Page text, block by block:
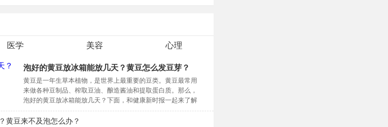
医学 美容 心理
泡好的黄豆放冰箱能放几天？黄豆怎么发豆芽？
黄豆是一年生草本植物，是世界上最重要的豆类。黄豆最常用
来做各种豆制品、榨取豆油、酿造酱油和提取蛋白质。那么，
泡好的黄豆放冰箱能放几天？下面，和健康新时报一起来了解
一下吧
黄豆来不及泡怎么办？